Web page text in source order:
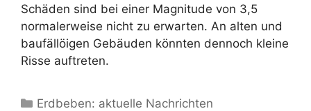
Schäden sind bei einer Magnitude von 3,5
normalerweise nicht zu erwarten. An alten und
baufällöigen Gebäuden könnten dennoch kleine
Risse auftreten.
Kategorien
Erdbeben: aktuelle Nachrichten